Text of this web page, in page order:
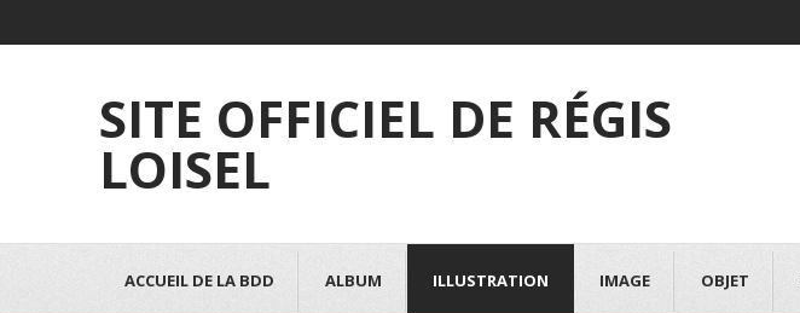
SITE OFFICIEL DE RÉGIS
LOISEL
ACCUEIL DE LA BDD ALBUM ILLUSTRATION IMAGE OBJET